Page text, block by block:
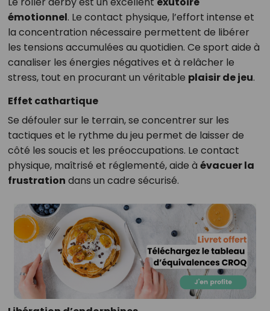
émotionnel. Le contact physique, l’effort intense et
la concentration nécessaire permettent de libérer
les tensions accumulées au quotidien. Ce sport aide à
canaliser les énergies négatives et à relâcher le
stress, tout en procurant un véritable plaisir de jeu.
Effet cathartique
Se défouler sur le terrain, se concentrer sur les
tactiques et le rythme du jeu permet de laisser de
côté les soucis et les préoccupations. Le contact
physique, maîtrisé et réglementé, aide à évacuer la
frustration dans un cadre sécurisé.